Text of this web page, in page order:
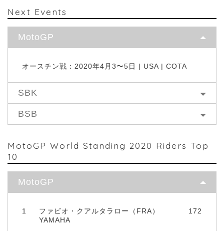
Next Events
MotoGP
オースチン戦：2020年4月3〜5日 | USA | COTA
SBK
BSB
MotoGP World Standing 2020 Riders Top
10
MotoGP
1
ファビオ・クアルタラロー（FRA）
YAMAHA
172